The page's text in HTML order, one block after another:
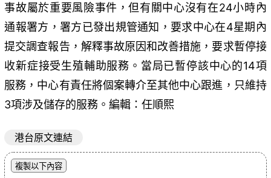
事故屬於重要風險事件，但有關中心沒有在24小時內
通報署方，署方已發出規管通知，要求中心在4星期內
提交調查報告，解釋事故原因和改善措施，要求暫停接
收新症接受生殖輔助服務。當局已暫停該中心的14項
服務，中心有責任將個案轉介至其他中心跟進，只維持
3項涉及儲存的服務。編輯：任順熙
港台原文連結